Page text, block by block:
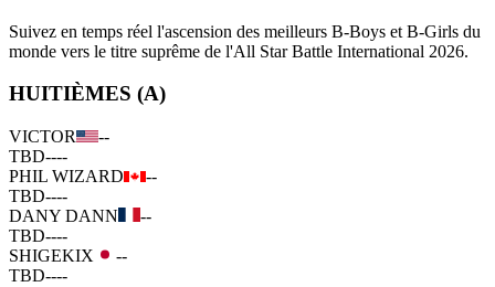
Suivez en temps réel l'ascension des meilleurs B-Boys et B-Girls du
monde vers le titre suprême de l'All Star Battle International 2026.
HUITIÈMES (A)
VICTOR
--
TBD----
PHIL WIZARD
--
TBD----
DANY DANN
--
TBD----
SHIGEKIX
--
TBD----